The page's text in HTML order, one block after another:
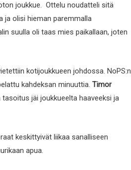
joukkue. Ottelu noudatteli sitä
ja olisi hieman paremmalla
suulla oli taas mies paikallaan, joten
kotijoukkueen johdossa. NoPS:n
kahdeksan minuuttia. Timor
jäi joukkueelta haaveeksi ja
keskittyivät liikaa sanalliseen
apua.